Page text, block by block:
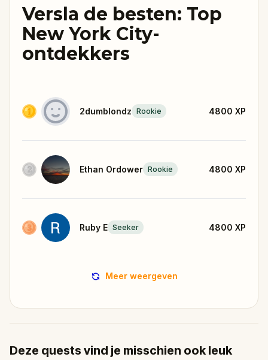
Versla de besten: Top
New York City-
ontdekkers
2dumblondz Rookie 4800 XP
Ethan Ordower Rookie 4800 XP
Ruby E Seeker 4800 XP
Meer weergeven
Deze quests vind je misschien ook leuk